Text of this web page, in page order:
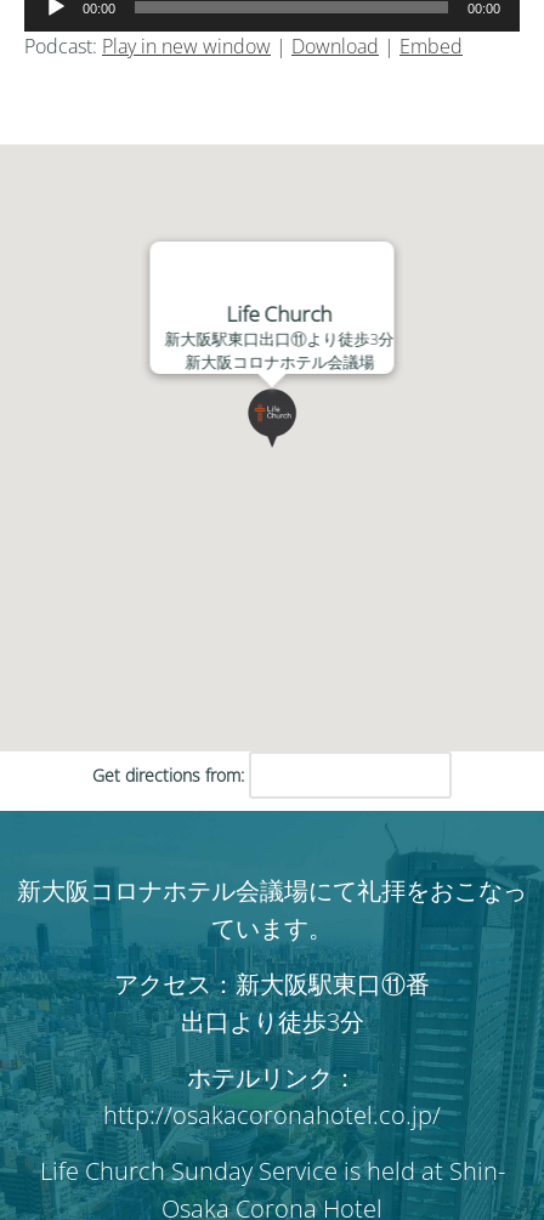
声
プ
ヤ
00:00 00:00
Podcast: Play in new window | Download | Embed
Life Church
新大阪駅東口出口⑪より徒歩3分
新大阪コロナホテル会議場
Get directions from:
新大阪コロナホテル会議場にて礼拝をおこなっ
ています。
アクセス：新大阪駅東口⑪番
出口より徒歩3分
ホテルリンク：
http://osakacoronahotel.co.jp/
Life Church Sunday Service is held at Shin-
Osaka Corona Hotel